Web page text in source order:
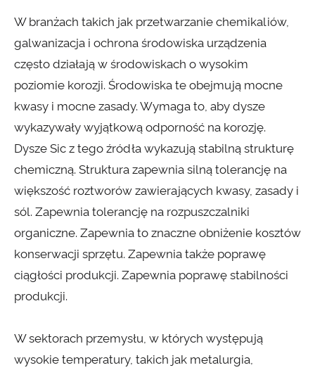
W branżach takich jak przetwarzanie chemikaliów,
galwanizacja i ochrona środowiska urządzenia
często działają w środowiskach o wysokim
poziomie korozji. Środowiska te obejmują mocne
kwasy i mocne zasady. Wymaga to, aby dysze
wykazywały wyjątkową odporność na korozję.
Dysze Sic z tego źródła wykazują stabilną strukturę
chemiczną. Struktura zapewnia silną tolerancję na
większość roztworów zawierających kwasy, zasady i
sól. Zapewnia tolerancję na rozpuszczalniki
organiczne. Zapewnia to znaczne obniżenie kosztów
konserwacji sprzętu. Zapewnia także poprawę
ciągłości produkcji. Zapewnia poprawę stabilności
produkcji.
W sektorach przemysłu, w których występują
wysokie temperatury, takich jak metalurgia,